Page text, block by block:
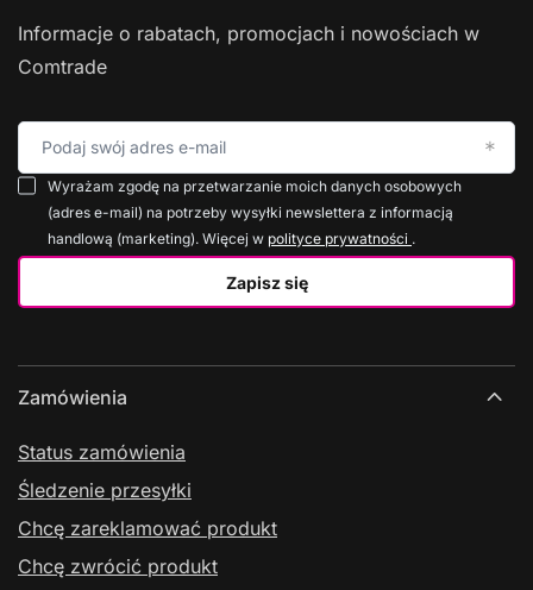
Informacje o rabatach, promocjach i nowościach w
Comtrade
Podaj swój adres e-mail
Zapisz się
Wyrażam zgodę na przetwarzanie moich danych osobowych
(adres e-mail) na potrzeby wysyłki newslettera z informacją
handlową (marketing). Więcej w polityce prywatności .
Zamówienia
Status zamówienia
Śledzenie przesyłki
Chcę zareklamować produkt
Chcę zwrócić produkt